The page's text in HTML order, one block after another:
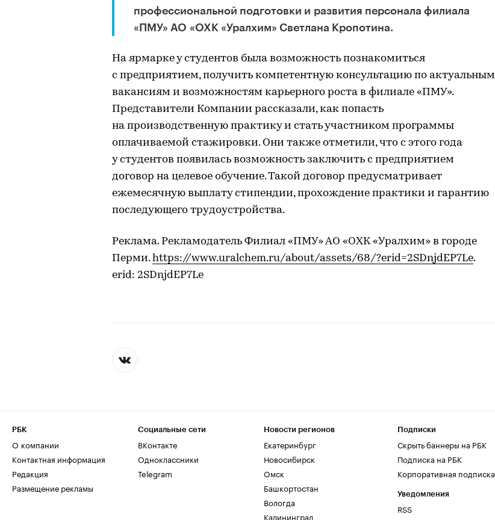
профессиональной подготовки и развития персонала филиала
«ПМУ» АО «ОХК «Уралхим» Светлана Кропотина.
На ярмарке у студентов была возможность познакомиться
с предприятием, получить компетентную консультацию по актуальным
вакансиям и возможностям карьерного роста в филиале «ПМУ».
Представители Компании рассказали, как попасть
на производственную практику и стать участником программы
оплачиваемой стажировки. Они также отметили, что с этого года
у студентов появилась возможность заключить с предприятием
договор на целевое обучение. Такой договор предусматривает
ежемесячную выплату стипендии, прохождение практики и гарантию
последующего трудоустройства.
Реклама. Рекламодатель Филиал «ПМУ» АО «ОХК «Уралхим» в городе
Перми.https://www.uralchem.ru/about/assets/68/?erid=2SDnjdEP7Le.
erid: 2SDnjdEP7Le
РБК
О компании
Контактная информация
Редакция
Размещение рекламы
Социальные сети
ВКонтакте
Одноклассники
Telegram
Новости регионов
Екатеринбург
Новосибирск
Омск
Башкортостан
Вологда
Калининград
Подписки
Скрыть баннеры на РБК
Подписка на РБК
Корпоративная подписка
Уведомления
RSS